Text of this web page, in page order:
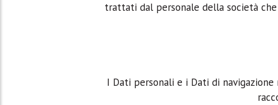
trattati dal personale della società
I Dati personali e i Dati di